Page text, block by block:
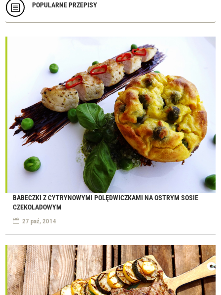
b POPULARNE PRZEPISY
BABECZKI Z CYTRYNOWYMI POLĘDWICZKAMI NA OSTRYM SOSIE
CZEKOLADOWYM
27 paź, 2014